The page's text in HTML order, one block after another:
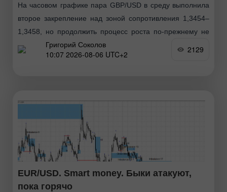
На часовом графике пара GBP/USD в среду выполнила
второе закрепление над зоной сопротивления 1,3454–
1,3458, но продолжить процесс роста по-прежнему не
может. Таким образом, если британец удержится
сегодня над этой зоной
Григорий Соколов
10:07 2026-08-06 UTC+2
2129
EUR/USD. Smart money. Быки атакуют,
пока горячо